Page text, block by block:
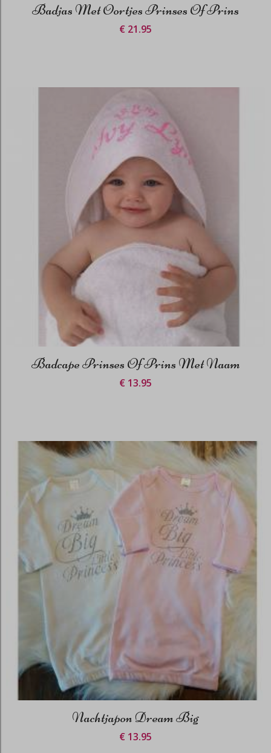
Badjas Met Oortjes Prinses Of Prins
€ 21.95
Badcape Prinses Of Prins Met Naam
€ 13.95
Nachtjapon Dream Big
€ 13.95